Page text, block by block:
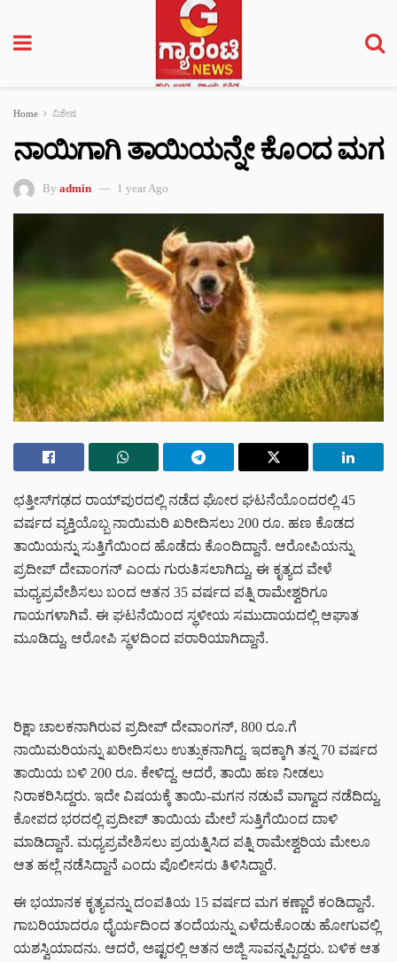
Home ವಿಶೇಷ
ನಾಯಿಗಾಗಿ ತಾಯಿಯನ್ನೇ ಕೊಂದ ಮಗ
By admin 1 year Ago
ಛತ್ತೀಸ್‌ಗಢದ ರಾಯ್‌ಪುರದಲ್ಲಿ ನಡೆದ ಘೋರ ಘಟನೆಯೊಂದರಲ್ಲಿ 45
ವರ್ಷದ ವ್ಯಕ್ತಿಯೊಬ್ಬ ನಾಯಿಮರಿ ಖರೀದಿಸಲು 200 ರೂ. ಹಣ ಕೊಡದ
ತಾಯಿಯನ್ನು ಸುತ್ತಿಗೆಯಿಂದ ಹೊಡೆದು ಕೊಂದಿದ್ದಾನೆ. ಆರೋಪಿಯನ್ನು
ಪ್ರದೀಪ್ ದೇವಾಂಗನ್ ಎಂದು ಗುರುತಿಸಲಾಗಿದ್ದು, ಈ ಕೃತ್ಯದ ವೇಳೆ
ಮಧ್ಯಪ್ರವೇಶಿಸಲು ಬಂದ ಆತನ 35 ವರ್ಷದ ಪತ್ನಿ ರಾಮೇಶ್ವರಿಗೂ
ಗಾಯಗಳಾಗಿವೆ. ಈ ಘಟನೆಯಿಂದ ಸ್ಥಳೀಯ ಸಮುದಾಯದಲ್ಲಿ ಆಘಾತ
ಮೂಡಿದ್ದು, ಆರೋಪಿ ಸ್ಥಳದಿಂದ ಪರಾರಿಯಾಗಿದ್ದಾನೆ.
ರಿಕ್ಷಾ ಚಾಲಕನಾಗಿರುವ ಪ್ರದೀಪ್ ದೇವಾಂಗನ್, 800 ರೂ.ಗೆ
ನಾಯಿಮರಿಯನ್ನು ಖರೀದಿಸಲು ಉತ್ಸುಕನಾಗಿದ್ದ. ಇದಕ್ಕಾಗಿ ತನ್ನ 70 ವರ್ಷದ
ತಾಯಿಯ ಬಳಿ 200 ರೂ. ಕೇಳಿದ್ದ. ಆದರೆ, ತಾಯಿ ಹಣ ನೀಡಲು
ನಿರಾಕರಿಸಿದ್ದರು. ಇದೇ ವಿಷಯಕ್ಕೆ ತಾಯಿ-ಮಗನ ನಡುವೆ ವಾಗ್ವಾದ ನಡೆದಿದ್ದು,
ಕೋಪದ ಭರದಲ್ಲಿ ಪ್ರದೀಪ್ ತಾಯಿಯ ಮೇಲೆ ಸುತ್ತಿಗೆಯಿಂದ ದಾಳಿ
ಮಾಡಿದ್ದಾನೆ. ಮಧ್ಯಪ್ರವೇಶಿಸಲು ಪ್ರಯತ್ನಿಸಿದ ಪತ್ನಿ ರಾಮೇಶ್ವರಿಯ ಮೇಲೂ
ಆತ ಹಲ್ಲೆ ನಡೆಸಿದ್ದಾನೆ ಎಂದು ಪೊಲೀಸರು ತಿಳಿಸಿದ್ದಾರೆ.
ಈ ಭಯಾನಕ ಕೃತ್ಯವನ್ನು ದಂಪತಿಯ 15 ವರ್ಷದ ಮಗ ಕಣ್ಣಾರೆ ಕಂಡಿದ್ದಾನೆ.
ಗಾಬರಿಯಾದರೂ ಧೈರ್ಯದಿಂದ ತಂದೆಯನ್ನು ಎಳೆದುಕೊಂಡು ಹೋಗುವಲ್ಲಿ
ಯಶಸ್ವಿಯಾದನು. ಆದರೆ, ಅಷ್ಟರಲ್ಲಿ ಆತನ ಅಜ್ಜಿ ಸಾವನ್ನಪ್ಪಿದ್ದರು. ಬಳಿಕ ಆತ